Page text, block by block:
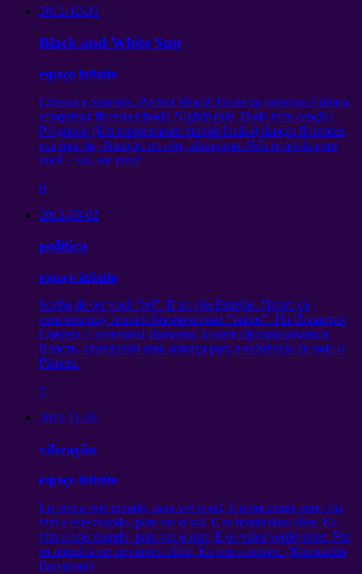
2012-12-20
Black and White Sun
espaço infinito
Chuvas e Sunrises. Perfect World! Fonte da natureza é único.
conquistar floresta trinado Nightingale, Dada toda canção
Prognosis (Em raprostranim mundo lucika) danças florestais,
evapora rio, Natação no céu, ultramarin. Nós repeti-la com
você – sol, ser meu!
0
2012-03-02
política
espaço infinito
Sonho de ser você “rei”. E no céu Estrelas. Парят со
свистом над землёй Космические “unhas”. На Планетах
Смерти с течением Времени может сформироваться
Власть, carregando uma ameaça para a existência de todo o
Planeta.
2
2011-11-08
vibração
espaço infinito
Eu vim a este mundo, para ver o sol, E o horizonte azul. Eu
vim a este mundo, para ver o sol, E as montanhas altas. Eu
vim a este mundo, para ver o mar, E os vales verdejantes. Fiz
os mundos em um único olhar, Eu sou o mestre. (Konstantin
Balymont)